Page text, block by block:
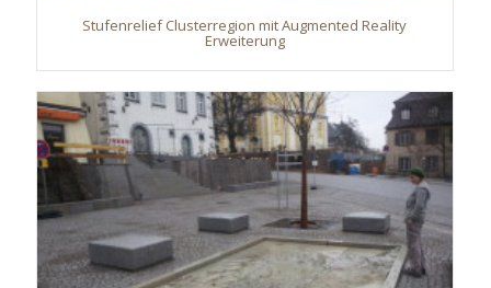
Stufenrelief Clusterregion mit Augmented Reality
Erweiterung